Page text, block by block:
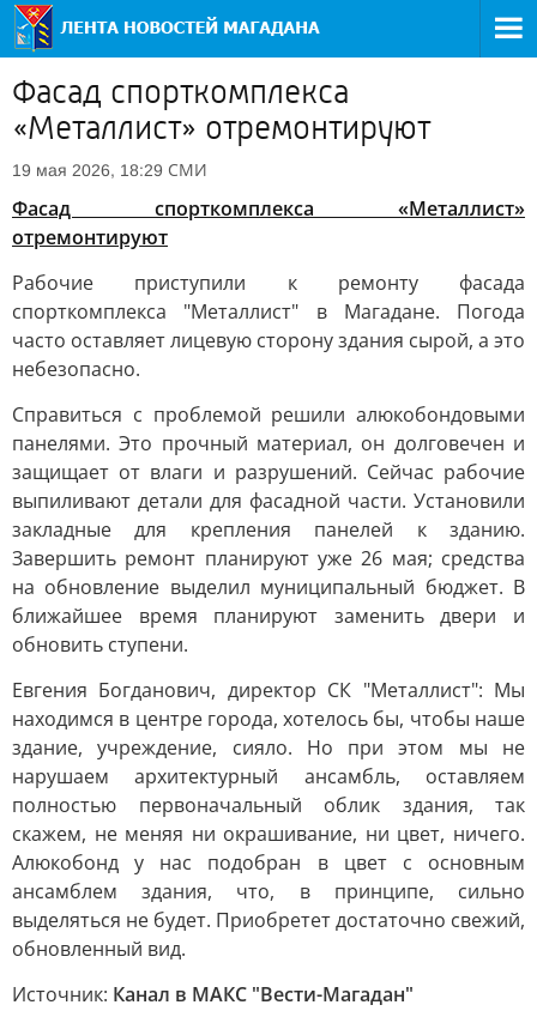
Фасад спорткомплекса
«Металлист» отремонтируют
19 мая 2026, 18:29 СМИ
Фасад спорткомплекса «Металлист»
отремонтируют
Рабочие приступили к ремонту фасада
спорткомплекса "Металлист" в Магадане. Погода
часто оставляет лицевую сторону здания сырой, а это
небезопасно.
Справиться с проблемой решили алюкобондовыми
панелями. Это прочный материал, он долговечен и
защищает от влаги и разрушений. Сейчас рабочие
выпиливают детали для фасадной части. Установили
закладные для крепления панелей к зданию.
Завершить ремонт планируют уже 26 мая; средства
на обновление выделил муниципальный бюджет. В
ближайшее время планируют заменить двери и
обновить ступени.
Евгения Богданович, директор СК "Металлист": Мы
находимся в центре города, хотелось бы, чтобы наше
здание, учреждение, сияло. Но при этом мы не
нарушаем архитектурный ансамбль, оставляем
полностью первоначальный облик здания, так
скажем, не меняя ни окрашивание, ни цвет, ничего.
Алюкобонд у нас подобран в цвет с основным
ансамблем здания, что, в принципе, сильно
выделяться не будет. Приобретет достаточно свежий,
обновленный вид.
Источник: Канал в МАКС "Вести-Магадан"